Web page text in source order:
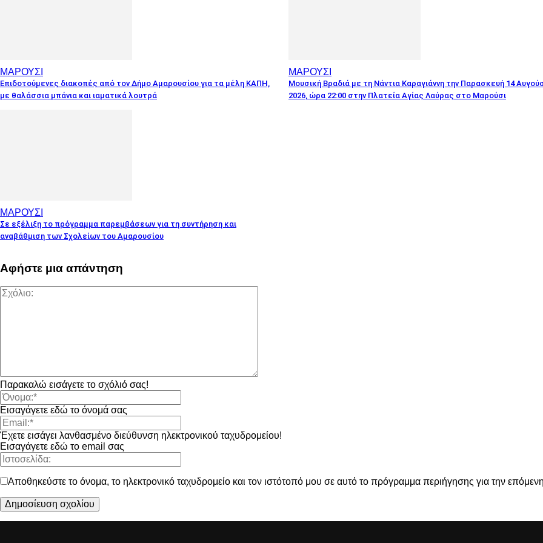
ΜΑΡΟΥΣΙ
Επιδοτούμενες διακοπές από τον Δήμο Αμαρουσίου για τα μέλη ΚΑΠΗ,
με θαλάσσια μπάνια και ιαματικά λουτρά
ΜΑΡΟΥΣΙ
Μουσική Βραδιά με τη Νάντια Καραγιάννη την Παρασκευή 14
2026, ώρα 22:00 στην Πλατεία Αγίας Λαύρας στο Μαρούσι
ΜΑΡΟΥΣΙ
Σε εξέλιξη το πρόγραμμα παρεμβάσεων για τη συντήρηση και
αναβάθμιση των Σχολείων του Αμαρουσίου
Αφήστε μια απάντηση
Παρακαλώ εισάγετε το σχόλιό σας!
Εισαγάγετε εδώ το όνομά σας
Έχετε εισάγει λανθασμένο διεύθυνση ηλεκτρονικού ταχυδρομείου!
Εισαγάγετε εδώ το email σας
Αποθηκεύστε το όνομα, το ηλεκτρονικό ταχυδρομείο και τον ιστότοπό μου σε αυτό το πρόγραμμα περιήγησης για την